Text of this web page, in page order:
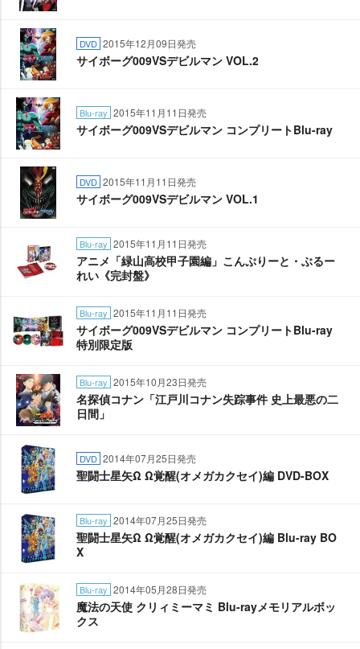
DVD 2015年12月09日発売
サイボーグ009VSデビルマン VOL.2
Blu-ray 2015年11月11日発売
サイボーグ009VSデビルマン コンプリートBlu-ray
DVD 2015年11月11日発売
サイボーグ009VSデビルマン VOL.1
Blu-ray 2015年11月11日発売
アニメ「緑山高校甲子園編」こんぷりーと・ぶるー
れい《完封盤》
Blu-ray 2015年11月11日発売
サイボーグ009VSデビルマン コンプリートBlu-ray
特別限定版
Blu-ray 2015年10月23日発売
名探偵コナン「江戸川コナン失踪事件 史上最悪の二
日間」
DVD 2014年07月25日発売
聖闘士星矢Ω Ω覚醒(オメガカクセイ)編 DVD-BOX
Blu-ray 2014年07月25日発売
聖闘士星矢Ω Ω覚醒(オメガカクセイ)編 Blu-ray BO
X
Blu-ray 2014年05月28日発売
魔法の天使 クリィミーマミ Blu-rayメモリアルボッ
クス